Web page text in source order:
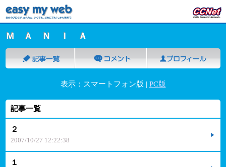
Ｍ Ａ Ｎ Ｉ Ａ
表示：スマートフォン版 | PC版
記事一覧
２
2007/10/27 12:22:38
１